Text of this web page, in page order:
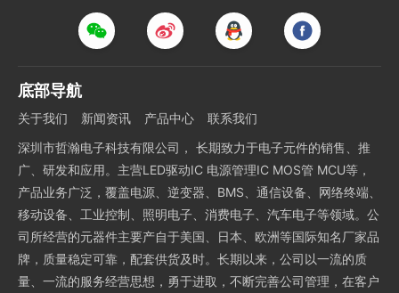
底部导航
关于我们 新闻资讯 产品中心
联系我们
深圳市哲瀚电子科技有限公司， 长期致力于电子元件的销售、推
广、研发和应用。主营LED驱动IC 电源管理IC MOS管 MCU等，
产品业务广泛，覆盖电源、逆变器、BMS、通信设备、网络终端、
移动设备、工业控制、照明电子、消费电子、汽车电子等领域。公
司所经营的元器件主要产自于美国、日本、欧洲等国际知名厂家品
牌，质量稳定可靠，配套供货及时。长期以来，公司以一流的质
量、一流的服务经营思想，勇于进取，不断完善公司管理，在客户